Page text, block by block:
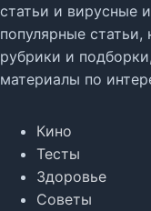
статьи и вирусные
популярные
рубрики и
материалы по
Кино
Тесты
Здоровье
Советы